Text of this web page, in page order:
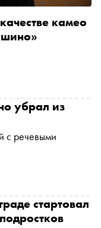
камео
убрал из
с речевыми
стартовал